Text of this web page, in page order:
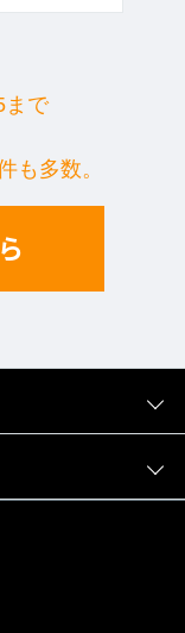
まで
も多数。